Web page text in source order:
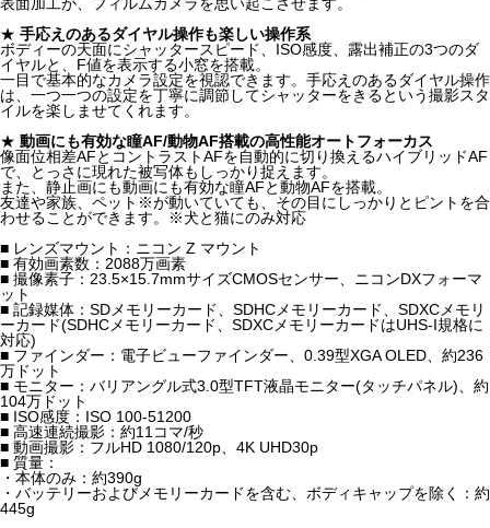
★ 手応えのあるダイヤル操作も楽しい操作系
ボディーの天面にシャッタースピード、ISO感度、露出補正の3つのダ
イヤルと、F値を表示する小窓を搭載。
一目で基本的なカメラ設定を視認できます。手応えのあるダイヤル操作
は、一つ一つの設定を丁寧に調節してシャッターをきるという撮影スタ
イルを楽しませてくれます。
★ 動画にも有効な瞳AF/動物AF搭載の高性能オートフォーカス
像面位相差AFとコントラストAFを自動的に切り換えるハイブリッドAF
で、とっさに現れた被写体もしっかり捉えます。
また、静止画にも動画にも有効な瞳AFと動物AFを搭載。
友達や家族、ペット※が動いていても、その目にしっかりとピントを合
わせることができます。※犬と猫にのみ対応
■ レンズマウント：ニコン Z マウント
■ 有効画素数：2088万画素
■ 撮像素子：23.5×15.7mmサイズCMOSセンサー、ニコンDXフォーマ
ット
■ 記録媒体：SDメモリーカード、SDHCメモリーカード、SDXCメモリ
ーカード(SDHCメモリーカード、SDXCメモリーカードはUHS-I規格に
対応)
■ ファインダー：電子ビューファインダー、0.39型XGA OLED、約236
万ドット
■ モニター：バリアングル式3.0型TFT液晶モニター(タッチパネル)、約
104万ドット
■ ISO感度：ISO 100-51200
■ 高速連続撮影：約11コマ/秒
■ 動画撮影：フルHD 1080/120p、4K UHD30p
■ 質量：
・本体のみ：約390g
・バッテリーおよびメモリーカードを含む、ボディキャップを除く：約
445g